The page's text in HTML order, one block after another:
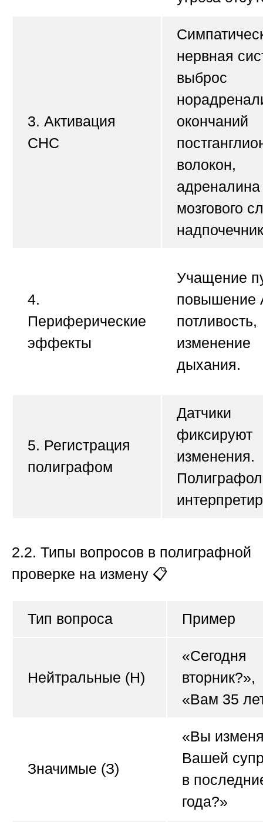
3. Активация
СНС
нервная
выброс
окончаний
волокон,
адреналина
мозгового
4.
Периферические
эффекты
Учащение
повышение
потливость,
изменение
дыхания.
5. Регистрация
полиграфом
Датчики
фиксируют
изменения.
2.2. Типы вопросов в полиграфной
проверке на измену 📋
Тип вопроса Пример
Нейтральные (Н)
«Сегодня
вторник?»,
«Вам 35
Значимые (З)
«Вы
Вашей
в
года?»